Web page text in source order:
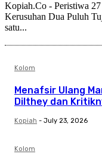
Kopiah.Co - Peristiwa
Kerusuhan Dua Puluh
satu...
Kolom
Menafsir Ulang
Dilthey dan
Kopiah - July 23, 2026
Kolom